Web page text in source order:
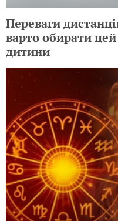
Переваги
варто обирати
дитини